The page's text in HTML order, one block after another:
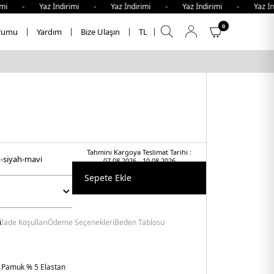
İndirimi - Yaz İndirimi - Yaz İndirimi - Yaz
Yardım Bize Ulaşın TL
0
Tahmini Kargoya Teslimat Tarihi :
07.08.2026 - 10.08.2026
siyah-mavi
Sepete Ekle
İade KoşullarıÖdeme SeçenekleriBeden Tablosu
% 5 Elastan